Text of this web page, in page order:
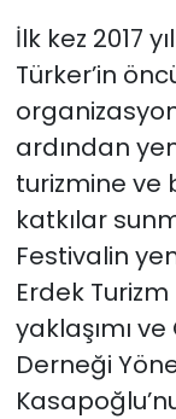
İlk kez 2017
Türker’in
ardından
turizmine ve
katkılar
Festivalin
Erdek
yaklaşımı
Derneği